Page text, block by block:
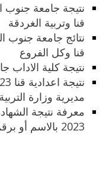
قنا وتربية الغردقة
قنا وكل الفروع
نتيجة كلية الاداب
مديرية وزارة
معرفة نتيجة
2023 بالاسم أو برقم الجلوس